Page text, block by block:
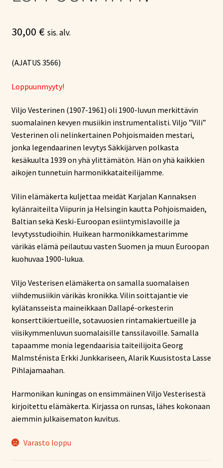
30,00 € sis. alv.
(AJATUS 3566)
Loppuunmyyty!
Viljo Vesterinen (1907-1961) oli 1900-luvun merkittävin
suomalainen kevyen musiikin instrumentalisti. Viljo ”Vili”
Vesterinen oli nelinkertainen Pohjoismaiden mestari,
jonka legendaarinen levytys Säkkijärven polkasta
kesäkuulta 1939 on yhä ylittämätön. Hän on yhä kaikkien
aikojen tunnetuin harmonikkataiteilijamme.
Vilin elämäkerta kuljettaa meidät Karjalan Kannaksen
kylänraiteilta Viipurin ja Helsingin kautta Pohjoismaiden,
Baltian sekä Keski-Euroopan esiintymislavoille ja
levytysstudioihin. Huikean harmonikkamestarimme
värikäs elämä peilautuu vasten Suomen ja muun Euroopan
kuohuvaa 1900-lukua.
Viljo Vesterisen elämäkerta on samalla suomalaisen
viihdemusiikin värikäs kronikka. Vilin soittajantie vie
kylätansseista maineikkaan Dallapé-orkesterin
konserttikiertueille, sotavuosien rintamakiertueille ja
viisikymmenluvun suomalaisille tanssilavoille. Samalla
tapaamme monia legendaarisia taiteilijoita Georg
Malmsténista Erkki Junkkariseen, Alarik Kuusistosta Lasse
Pihlajamaahan.
Harmonikan kuningas on ensimmäinen Viljo Vesterisestä
kirjoitettu elämäkerta. Kirjassa on runsas, lähes kokonaan
aiemmin julkaisematon kuvitus.
Varasto loppu